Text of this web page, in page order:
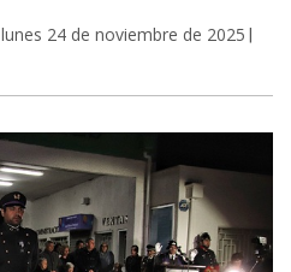
lunes 24 de noviembre de 2025